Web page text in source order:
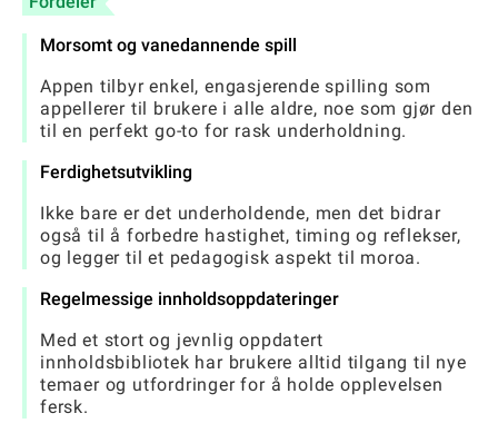
Morsomt og vanedannende spill
Appen tilbyr enkel, engasjerende spilling som
appellerer til brukere i alle aldre, noe som gjør den
til en perfekt go-to for rask underholdning.
Ferdighetsutvikling
Ikke bare er det underholdende, men det bidrar
også til å forbedre hastighet, timing og reflekser,
og legger til et pedagogisk aspekt til moroa.
Regelmessige innholdsoppdateringer
Med et stort og jevnlig oppdatert
innholdsbibliotek har brukere alltid tilgang til nye
temaer og utfordringer for å holde opplevelsen
fersk.